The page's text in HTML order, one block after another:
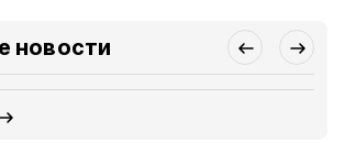
новости